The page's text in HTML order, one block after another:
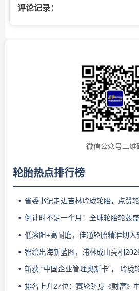
评论记录：
微信公众号二维
轮胎热点排行榜
省委书记走进吉林玲珑轮胎，点赞
倒计时不足一个月！全球轮胎轮毂
低滚阻+高耐磨，佳通轮胎精准切入
智绘出海新蓝图，浦林成山亮相
斩获 “中国企业管理奥斯卡”， 玲珑
排名上升27位：赛轮跻身《财富》中